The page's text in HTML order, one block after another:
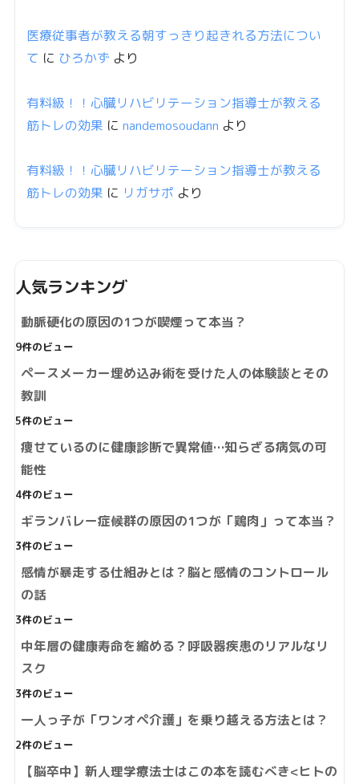
医療従事者が教える朝すっきり起きれる方法につい
て に ひろかず より
有料級！！心臓リハビリテーション指導士が教える
筋トレの効果 に nandemosoudann より
有料級！！心臓リハビリテーション指導士が教える
筋トレの効果 に リガサポ より
人気ランキング
動脈硬化の原因の1つが喫煙って本当？
9件のビュー
ペースメーカー埋め込み術を受けた人の体験談とその
教訓
5件のビュー
痩せているのに健康診断で異常値…知らざる病気の可
能性
4件のビュー
ギランバレー症候群の原因の1つが「鶏肉」って本当？
3件のビュー
感情が暴走する仕組みとは？脳と感情のコントロール
の話
3件のビュー
中年層の健康寿命を縮める？呼吸器疾患のリアルなリ
スク
3件のビュー
一人っ子が「ワンオペ介護」を乗り越える方法とは？
2件のビュー
【脳卒中】新人理学療法士はこの本を読むべき<ヒトの